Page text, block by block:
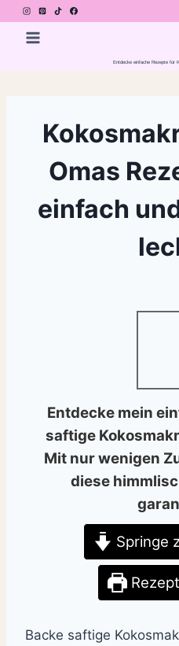
Zum
Inhalt
Entdecke einfache Rezepte für
Omas
einfach
Entdecke mein
saftige
Mit nur wenigen
diese
Springe
Backe saftige